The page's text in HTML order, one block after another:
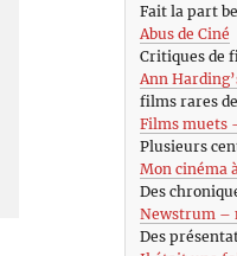
Fait la part
Abus de Ciné
Critiques de
Ann
films rares
Films muets
Plusieurs
Mon cinéma
Des
Newstrum –
Des